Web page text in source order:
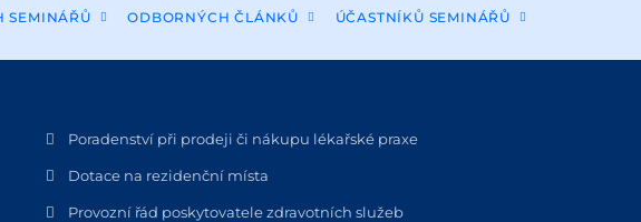
SEMINÁŘŮ ODBORNÝCH ČLÁNKŮ ÚČASTNÍKŮ SEMINÁŘŮ
Poradenství při prodeji či nákupu lékařské praxe
Dotace na rezidenční místa
Provozní řád poskytovatele zdravotních služeb